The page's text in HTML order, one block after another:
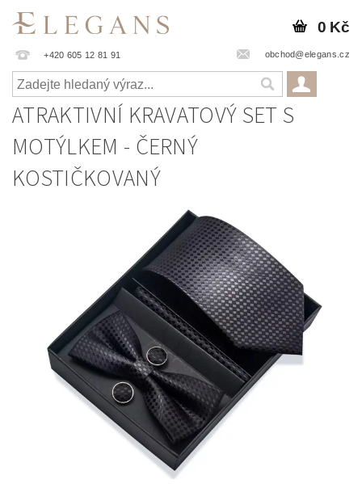
+420 605 12 81 91 obchod@elegans.cz
0 Kč
ATRAKTIVNÍ KRAVATOVÝ SET S
MOTÝLKEM - ČERNÝ
KOSTIČKOVANÝ